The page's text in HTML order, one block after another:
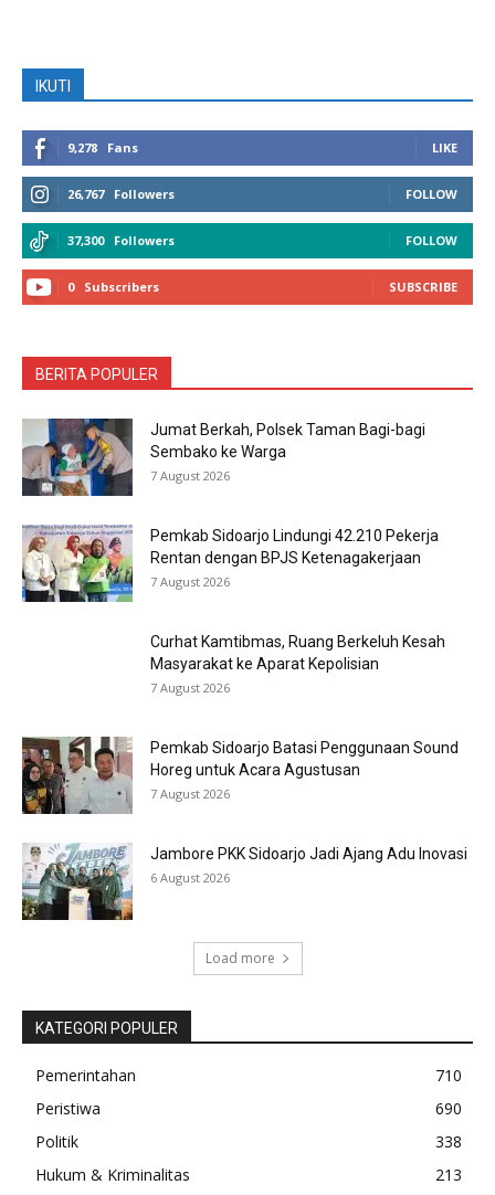
IKUTI
9,278 Fans LIKE
26,767 Followers FOLLOW
37,300 Followers FOLLOW
0 Subscribers SUBSCRIBE
BERITA POPULER
Jumat Berkah, Polsek Taman Bagi-bagi
Sembako ke Warga
7 August 2026
Pemkab Sidoarjo Lindungi 42.210 Pekerja
Rentan dengan BPJS Ketenagakerjaan
7 August 2026
Curhat Kamtibmas, Ruang Berkeluh Kesah
Masyarakat ke Aparat Kepolisian
7 August 2026
Pemkab Sidoarjo Batasi Penggunaan Sound
Horeg untuk Acara Agustusan
7 August 2026
Jambore PKK Sidoarjo Jadi Ajang Adu Inovasi
6 August 2026
Load more
KATEGORI POPULER
Pemerintahan
710
Peristiwa
690
Politik
338
Hukum & Kriminalitas
213